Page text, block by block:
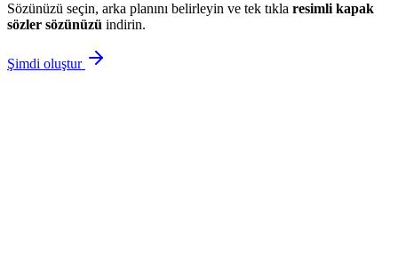
Sözünüzü seçin, arka planını belirleyin ve tek tıkla resimlikapak
sözler sözünüzü indirin.
Şimdi oluştur